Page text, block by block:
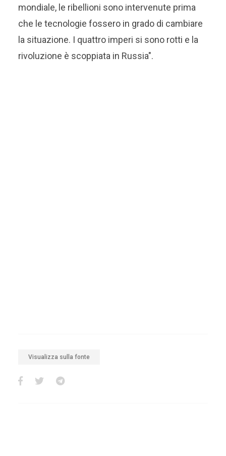
mondiale, le ribellioni sono intervenute prima
che le tecnologie fossero in grado di cambiare
la situazione. I quattro imperi si sono rotti e la
rivoluzione è scoppiata in Russia".
Visualizza sulla fonte